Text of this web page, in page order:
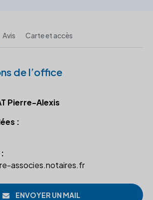
Avis Carte et accès
de l’office
Pierre-Alexis
:
associes.notaires.fr
ENVOYER UN MAIL